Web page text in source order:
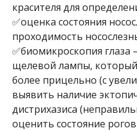
красителя для
✅оценка состояния
проходимость
✅биомикроскопия
щелевой лампы,
более прицельно (с
выявить наличие
дистрихазиса
оценить состояние